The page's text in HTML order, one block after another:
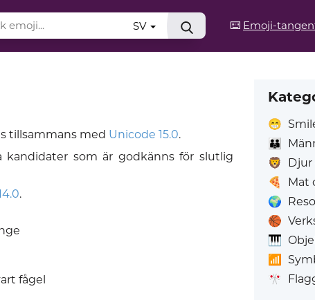
⌨️ Emoji-
SV
tillsammans med Unicode 15.0.
kandidater som är godkänns för slutlig
.
fågel
😁
👪
🦁
Djur
🍕
Mat
🌍
🏀
🎹
📶
🎌